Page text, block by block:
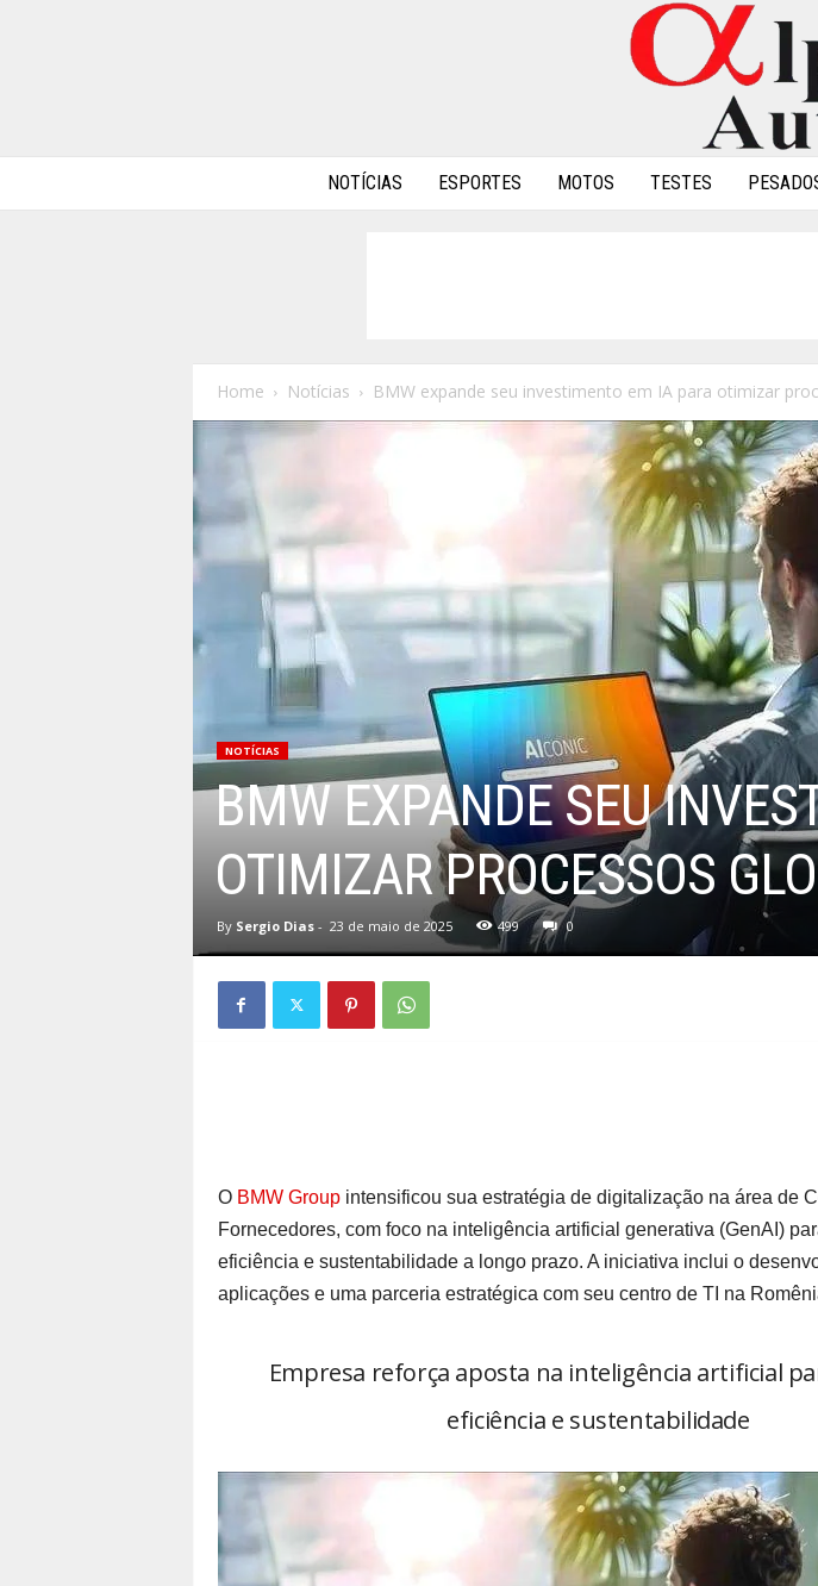
NOTÍCIAS ESPORTES MOTOS TESTES
Home Notícias BMW expande seu investimento em IA para otimizar
NOTÍCIAS
BMW EXPANDE SEU
OTIMIZAR PROCESSOS
By Sergio Dias- 23 de maio de 2025 499 0
O BMW Groupintensificou sua estratégia de digitalização na área de
Fornecedores, com foco na inteligência artificial generativa (GenAI)
eficiência e sustentabilidade a longo prazo. A iniciativa inclui o
aplicações e uma parceria estratégica com seu centro de TI na
Empresa reforça aposta na inteligência artificial
eficiência e sustentabilidade